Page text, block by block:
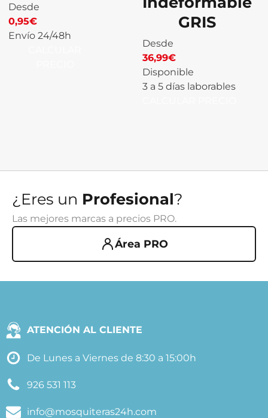
Desde
0,95€
Envío 24/48h
GRIS
Desde
36,99€
Disponible
3 a 5 días laborables
¿Eres un Profesional?
Las mejores marcas a precios PRO.
Área PRO
ATENCIÓN AL CLIENTE
De Lunes a Viernes de 8:30 a 15:00h
926 531 113
info@mosquiteras24h.com